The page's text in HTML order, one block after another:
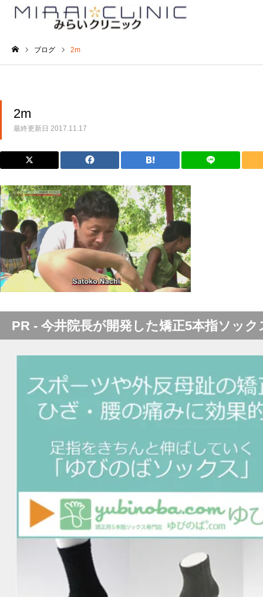
ブログ 2m
2m
最終更新日 2017.11.17
PR - 今井院長が開発した矯正5本指ソック